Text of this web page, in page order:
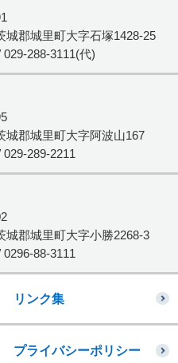
城郡城里町大字石塚1428-25
029-288-3111(代)
城郡城里町大字阿波山167
289-2211
城郡城里町大字小勝2268-3
88-3111
リンク集
プライバシーポリシー